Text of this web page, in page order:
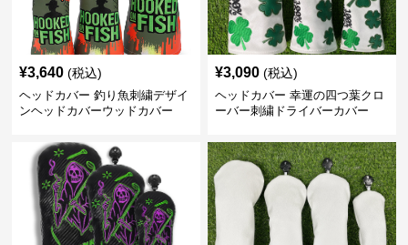
¥3,640 (税込)
ヘッドカバー 釣り魚刺繍デザイ
ンヘッドカバーウッドカバー
¥3,090 (税込)
ヘッドカバー 幸運の四つ葉クロ
ーバー刺繍ドライバーカバー